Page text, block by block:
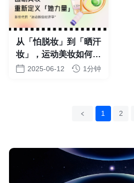
从「怕脱妆」到「晒汗
妆」，运动美妆如何重
塑社媒Beauty新秩序
2025-06-12 1分钟
上一页 1 2